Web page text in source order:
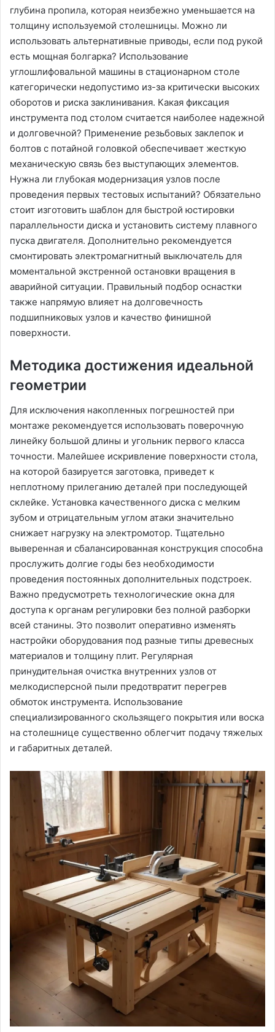
глубина пропила, которая неизбежно уменьшается на
толщину используемой столешницы. Можно ли
использовать альтернативные приводы, если под рукой
есть мощная болгарка? Использование
углошлифовальной машины в стационарном столе
категорически недопустимо из-за критически высоких
оборотов и риска заклинивания. Какая фиксация
инструмента под столом считается наиболее надежной
и долговечной? Применение резьбовых заклепок и
болтов с потайной головкой обеспечивает жесткую
механическую связь без выступающих элементов.
Нужна ли глубокая модернизация узлов после
проведения первых тестовых испытаний? Обязательно
стоит изготовить шаблон для быстрой юстировки
параллельности диска и установить систему плавного
пуска двигателя. Дополнительно рекомендуется
смонтировать электромагнитный выключатель для
моментальной экстренной остановки вращения в
аварийной ситуации. Правильный подбор оснастки
также напрямую влияет на долговечность
подшипниковых узлов и качество финишной
поверхности.
Методика достижения идеальной
геометрии
Для исключения накопленных погрешностей при
монтаже рекомендуется использовать поверочную
линейку большой длины и угольник первого класса
точности. Малейшее искривление поверхности стола,
на которой базируется заготовка, приведет к
неплотному прилеганию деталей при последующей
склейке. Установка качественного диска с мелким
зубом и отрицательным углом атаки значительно
снижает нагрузку на электромотор. Тщательно
выверенная и сбалансированная конструкция способна
прослужить долгие годы без необходимости
проведения постоянных дополнительных подстроек.
Важно предусмотреть технологические окна для
доступа к органам регулировки без полной разборки
всей станины. Это позволит оперативно изменять
настройки оборудования под разные типы древесных
материалов и толщину плит. Регулярная
принудительная очистка внутренних узлов от
мелкодисперсной пыли предотвратит перегрев
обмоток инструмента. Использование
специализированного скользящего покрытия или воска
на столешнице существенно облегчит подачу тяжелых
и габаритных деталей.